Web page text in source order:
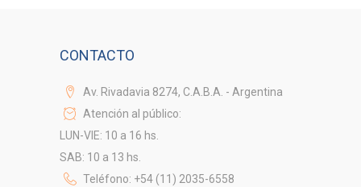
CONTACTO
Av. Rivadavia 8274, C.A.B.A. - Argentina
Atención al público:
LUN-VIE: 10 a 16 hs.
SAB: 10 a 13 hs.
Teléfono: +54 (11) 2035-6558